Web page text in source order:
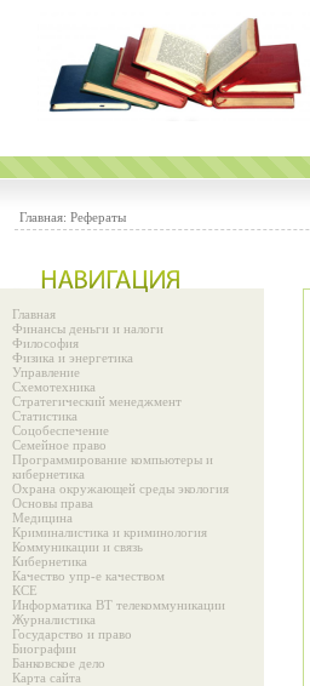
Главная: Рефераты
Главная
Финансы деньги и налоги
Философия
Физика и энергетика
Управление
Схемотехника
Стратегический менеджмент
Статистика
Соцобеспечение
Семейное право
Программирование компьютеры и
кибернетика
Охрана окружающей среды экология
Основы права
Медицина
Криминалистика и криминология
Коммуникации и связь
Кибернетика
Качество упр-е качеством
КСЕ
Информатика ВТ телекоммуникации
Журналистика
Государство и право
Биографии
Банковское дело
Карта сайта